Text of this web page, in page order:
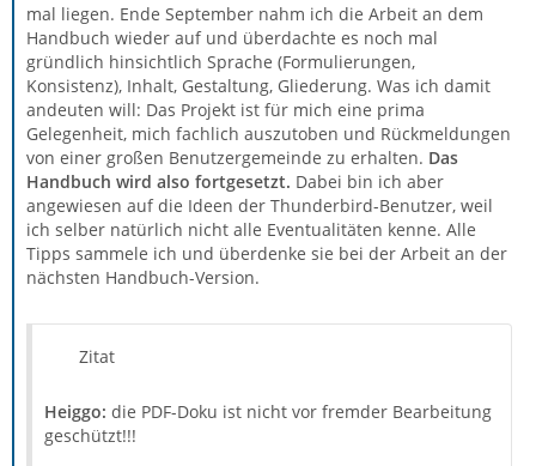
mal liegen. Ende September nahm ich die Arbeit an dem
Handbuch wieder auf und überdachte es noch mal
gründlich hinsichtlich Sprache (Formulierungen,
Konsistenz), Inhalt, Gestaltung, Gliederung. Was ich damit
andeuten will: Das Projekt ist für mich eine prima
Gelegenheit, mich fachlich auszutoben und Rückmeldungen
von einer großen Benutzergemeinde zu erhalten. Das
Handbuch wird also fortgesetzt. Dabei bin ich aber
angewiesen auf die Ideen der Thunderbird-Benutzer, weil
ich selber natürlich nicht alle Eventualitäten kenne. Alle
Tipps sammele ich und überdenke sie bei der Arbeit an der
nächsten Handbuch-Version.
Zitat
Heiggo: die PDF-Doku ist nicht vor fremder Bearbeitung
geschützt!!!